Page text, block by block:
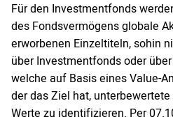
Für den Investmentfonds
des Fondsvermögens globale
erworbenen Einzeltiteln, sohin
über Investmentfonds oder
welche auf Basis eines Value-
der das Ziel hat,